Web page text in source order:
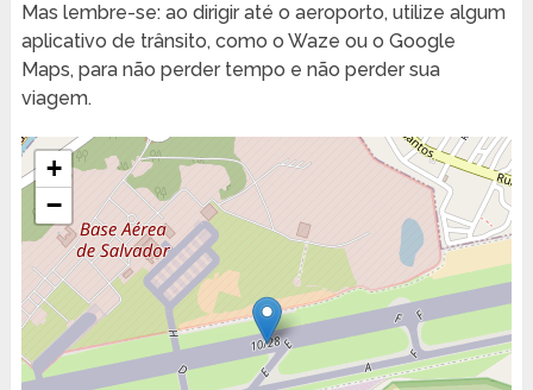
Mas lembre-se: ao dirigir até o aeroporto, utilize algum
aplicativo de trânsito, como o Waze ou o Google
Maps, para não perder tempo e não perder sua
viagem.
+
−